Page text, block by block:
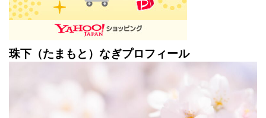
珠下（たまもと）なぎプロフィール